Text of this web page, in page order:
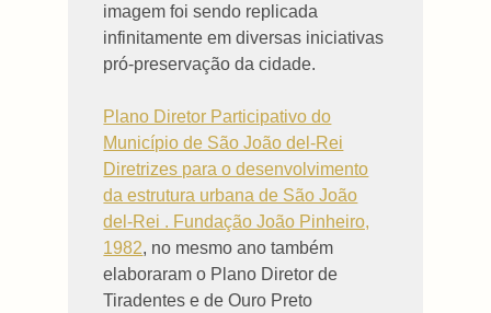
imagem foi sendo replicada
infinitamente em diversas iniciativas
pró-preservação da cidade.
Plano Diretor Participativo do
Município de São João del-Rei
Diretrizes para o desenvolvimento
da estrutura urbana de São João
del-Rei . Fundação João Pinheiro,
1982, no mesmo ano também
elaboraram o Plano Diretor de
Tiradentes e de Ouro Preto